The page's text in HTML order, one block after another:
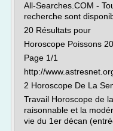
All-Searches.COM -
recherche sont
20 Résultats pour
Horoscope Poissons
Page 1/1
http://
2 Horoscope De La
Travail Horoscope de
raisonnable et la
vie du 1er décan